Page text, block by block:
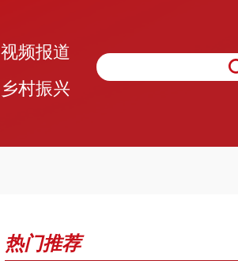
视频报道
乡村振兴
热门推荐